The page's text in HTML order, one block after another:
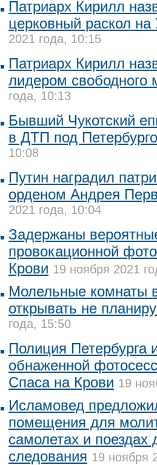
Патриарх Кирилл
церковный раскол на
2021 года, 10:15
Патриарх Кирилл
лидером свободного
года, 10:13
Бывший Чукотский
в ДТП под
10:08
Путин наградил
орденом Андрея
2021 года, 10:04
Задержаны
провокационной
Крови 19 ноября 2021
Молельные комнаты
открывать не
года, 15:50
Полиция Петербурга
обнаженной
Спаса на Крови 19
Исламовед
помещения для
самолетах и поездах
следования 19 ноября